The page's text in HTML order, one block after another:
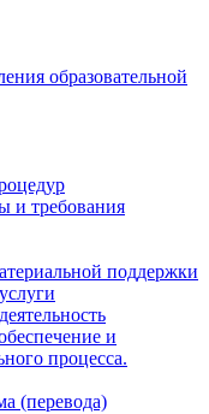
образовательной
и требования
поддержки
и
процесса.
(перевода)